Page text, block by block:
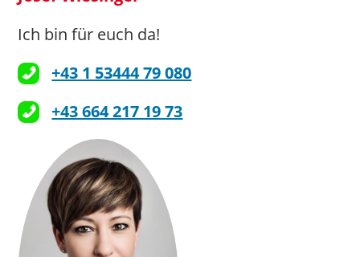
Ich bin für euch da!
+43 1 53444 79 080
+43 664 217 19 73